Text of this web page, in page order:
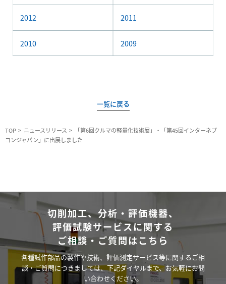
2012 2011
2010 2009
一覧に戻る
TOP ニュースリリース
「第6回クルマの軽量化技術展」・「第45回インターネプ
コンジャパン」に出展しました
切削加工、分析・評価機器、
評価試験サービスに関する
ご相談・ご質問はこちら
各種試作部品の製作や技術、評価測定サービス等に関するご相
談・ご質問につきましては、下記ダイヤルまで、お気軽にお問
い合わせください。